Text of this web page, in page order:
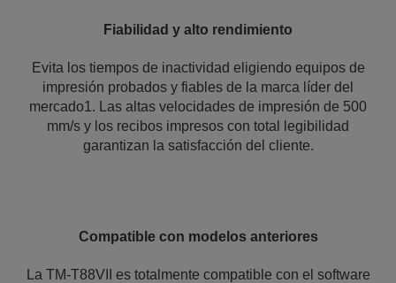
Fiabilidad y alto rendimiento
Evita los tiempos de inactividad eligiendo equipos de
impresión probados y fiables de la marca líder del
mercado1. Las altas velocidades de impresión de 500
mm/s y los recibos impresos con total legibilidad
garantizan la satisfacción del cliente.
Compatible con modelos anteriores
La TM-T88VII es totalmente compatible con el software